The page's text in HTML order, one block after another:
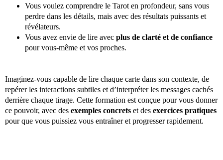
Vous voulez comprendre le Tarot en profondeur, sans vous
perdre dans les détails, mais avec des résultats puissants et
révélateurs.
Vous avez envie de lire avec plus de clarté et de confiance
pour vous-même et vos proches.
Imaginez-vous capable de lire chaque carte dans son contexte, de
repérer les interactions subtiles et d’interpréter les messages cachés
derrière chaque tirage. Cette formation est conçue pour vous donner
ce pouvoir, avec des exemples concrets et des exercices pratiques
pour que vous puissiez vous entraîner et progresser rapidement.